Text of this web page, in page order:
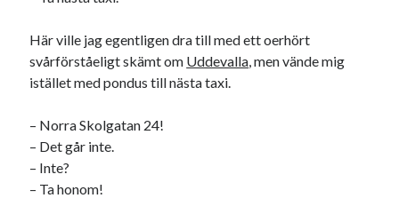
Flöde för inlägg
Flöde för kommentarer
WordPress.org
Pejpalla!
Här ville jag egentligen dra till med ett oerhört
svårförståeligt skämt om Uddevalla, men vände mig
istället med pondus till nästa taxi.
– Norra Skolgatan 24!
– Det går inte.
– Inte?
– Ta honom!